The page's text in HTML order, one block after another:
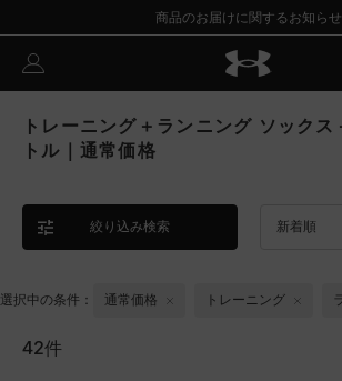
商品のお届けに関するお知らせ
トレーニング＋ランニング ソック
トル｜通常価格
絞り込み検索 新着順
選択中の条件： 通常価格 トレーニング
42件